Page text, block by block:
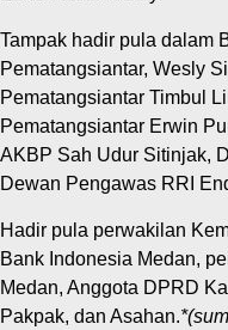
Tampak hadir pula dalam
Pematangsiantar, Wesly
Pematangsiantar Timbul
Pematangsiantar Erwin
AKBP Sah Udur Sitinjak,
Dewan Pengawas RRI
Hadir pula perwakilan
Bank Indonesia Medan,
Medan, Anggota DPRD
Pakpak, dan Asahan.